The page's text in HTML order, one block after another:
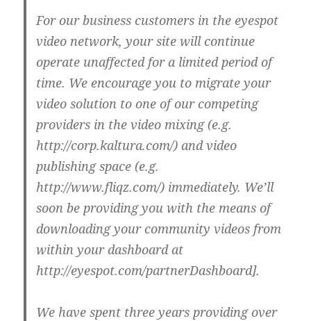
For our business customers in the eyespot
video network, your site will continue
operate unaffected for a limited period of
time. We encourage you to migrate your
video solution to one of our competing
providers in the video mixing (e.g.
http://corp.kaltura.com/) and video
publishing space (e.g.
http://www.fliqz.com/) immediately. We’ll
soon be providing you with the means of
downloading your community videos from
within your dashboard at
http://eyespot.com/partnerDashboard].
We have spent three years providing over